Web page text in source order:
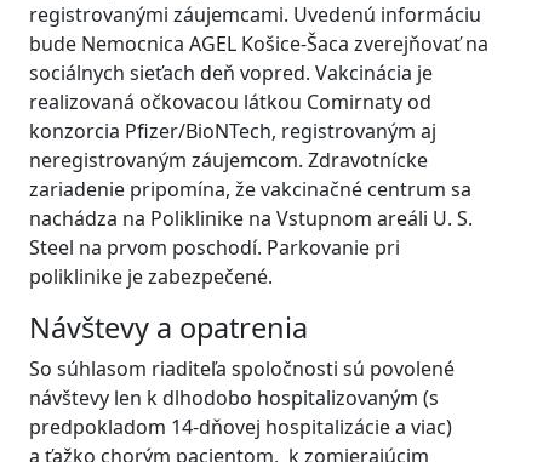
registrovanými záujemcami. Uvedenú informáciu
bude Nemocnica AGEL Košice-Šaca zverejňovať na
sociálnych sieťach deň vopred. Vakcinácia je
realizovaná očkovacou látkou Comirnaty od
konzorcia Pfizer/BioNTech, registrovaným aj
neregistrovaným záujemcom. Zdravotnícke
zariadenie pripomína, že vakcinačné centrum sa
nachádza na Poliklinike na Vstupnom areáli U. S.
Steel na prvom poschodí. Parkovanie pri
poliklinike je zabezpečené.
Návštevy a opatrenia
So súhlasom riaditeľa spoločnosti sú povolené
návštevy len k dlhodobo hospitalizovaným (s
predpokladom 14-dňovej hospitalizácie a viac)
a ťažko chorým pacientom, k zomierajúcim